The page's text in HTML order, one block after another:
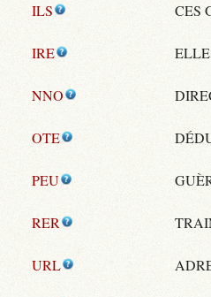
ILS CES
IRE
NNO
OTE
PEU
RER
URL